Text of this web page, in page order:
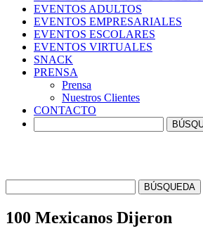
EVENTOS ADULTOS
EVENTOS EMPRESARIALES
EVENTOS ESCOLARES
EVENTOS VIRTUALES
SNACK
PRENSA
Prensa
Nuestros Clientes
CONTACTO
100 Mexicanos Dijeron